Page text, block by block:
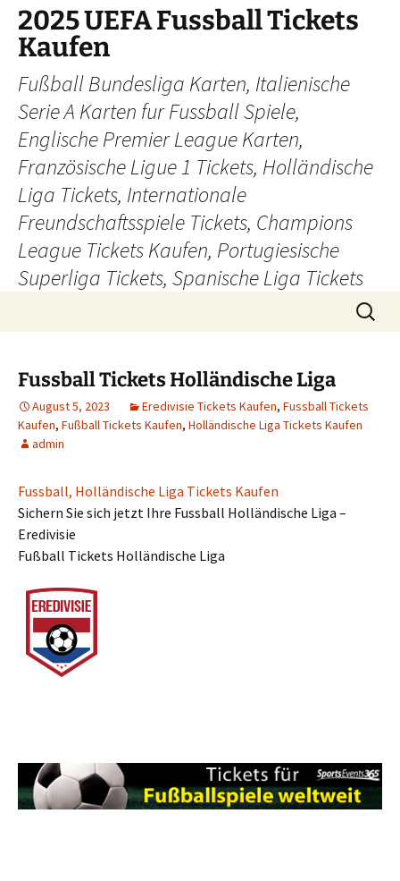
Skip
content
2025 UEFA Fussball Tickets
Kaufen
Fußball Bundesliga Karten, Italienische
Serie A Karten fur Fussball Spiele,
Englische Premier League Karten,
Französische Ligue 1 Tickets, Holländische
Liga Tickets, Internationale
Freundschaftsspiele Tickets, Champions
League Tickets Kaufen, Portugiesische
Superliga Tickets, Spanische Liga Tickets
Search
for:
Fussball Tickets Holländische Liga
August 5, 2023 Eredivisie Tickets Kaufen, Fussball Tickets
Kaufen, Fußball Tickets Kaufen, Holländische Liga Tickets Kaufen
admin
Fussball, Holländische Liga Tickets Kaufen
Sichern Sie sich jetzt Ihre Fussball Holländische Liga –
Eredivisie
Fußball Tickets Holländische Liga